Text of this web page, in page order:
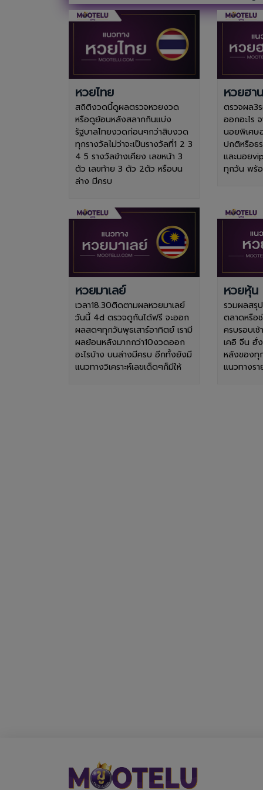
หวยไทย
สถิติงวดนี้ดูผลตรวจหวยงวด
หรือดูย้อนหลังสลากกินแบ่ง
รัฐบาลไทยงวดก่อนๆกว่าสิบงวด
ทุกรางวัลไม่ว่าจะเป็นรางวัลที่1 2 3
4 5 รางวัลข้างเคียง เลขหน้า 3
ตัว เลขท้าย 3 ตัว 2ตัว หรือบน
ล่าง มีครบ
หวยฮา
ตรวจผล3
ออกอะไร
นอยพิเศษ
ปกติหรือธ
และนอย
ทุกวัน พร้
หวยมาเลย์
เวลา18.30ติดตามผลหวยมาเลย์
วันนี้ 4d ตรวจดูกันได้ฟรี จะออก
ผลสดๆทุกวันพุธเสาร์อาทิตย์ เรามี
ผลย้อนหลังมากกว่า10งวดออก
อะไรบ้าง บนล่างมีครบ อีกทั้งยังมี
แนวทางวิเคราะห์เลขเด็ดๆก็มีให้
หวยหุ้น
รวมผลสรุ
ตลาดหรือ
ครบรอบเ
เคอิ จีน ฮั่
หลังของทุ
แนวทางร